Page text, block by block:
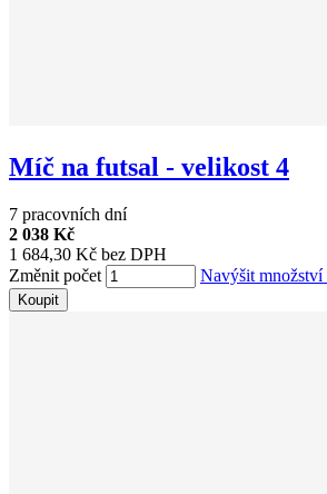
Míč na futsal - velikost 4
7 pracovních dní
2 038 Kč
1 684,30 Kč bez DPH
Změnit počet
Navýšit množství
Koupit